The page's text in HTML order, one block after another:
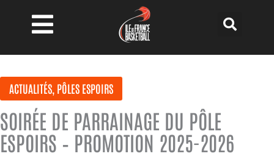
contenu
ACTUALITÉS, PÔLES ESPOIRS
SOIRÉE DE PARRAINAGE DU PÔLE
ESPOIRS – PROMOTION 2025-2026